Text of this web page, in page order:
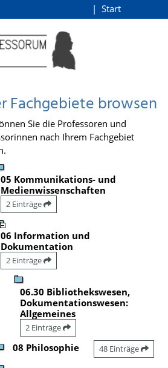
Start
Fachgebiete browsen
Sie die Professoren und
nach Ihrem Fachgebiet
05 Kommunikations- und
Medienwissenschaften
2 Einträge
06 Information und
Dokumentation
2 Einträge
06.30 Bibliothekswesen,
Dokumentationswesen:
Allgemeines
2 Einträge
08 Philosophie 48 Einträge